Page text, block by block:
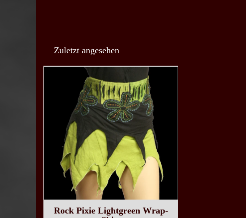
Zuletzt angesehen
Rock Pixie Lightgreen Wrap-